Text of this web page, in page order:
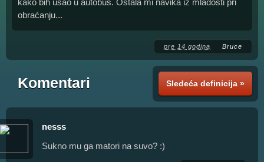
obraćanju...
pre 14 godina Bruce
Sledeća definicija »
Komentari
nesss
Sukno mu ga matori na suvo? :)